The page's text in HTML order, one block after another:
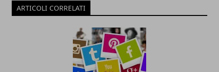
ARTICOLI CORRELATI